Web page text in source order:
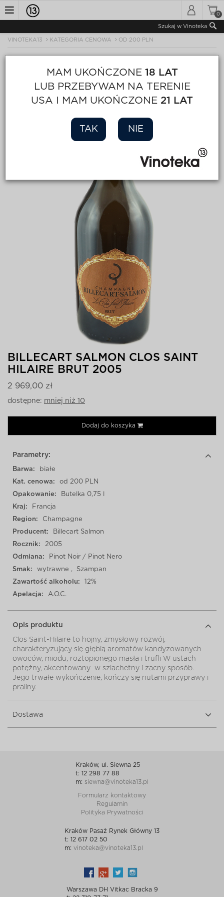
Toggle
0
Szukaj w Vinoteka
VINOTEKA13 KATEGORIA CENOWA OD 200 PLN
BILLECART SALMON CLOS SAINT
HILAIRE BRUT 2005
2 969,00 zł
dostępne: mniej niż 10
Dodaj do koszyka
Parametry:
Barwa:
białe
Kat. cenowa:
od 200 PLN
Opakowanie:
Butelka 0,75 l
Kraj:
Francja
Region:
Champagne
Producent:
Billecart Salmon
Rocznik:
2005
Odmiana:
Pinot Noir / Pinot Nero
Smak:
wytrawne ,
Szampan
Zawartość alkoholu:
12%
Apelacja:
A.O.C.
Opis produktu
Clos Saint-Hilaire to hojny, zmysłowy rozwój,
charakteryzujący się głębią aromatów kandyzowanych
owoców, miodu, roztopionego masła i trufli W ustach
potężny, akcentowany w szlachetny i zacny sposób.
Jego trwałe wykończenie, kończy się nutami przyprawy i
praliny.
Dostawa
Kraków, ul. Siewna 25
t: 12 298 77 88
m: siewna@vinoteka13.pl
Formularz kontaktowy
Regulamin
Polityka Prywatności
Kraków Pasaż Rynek Główny 13
t: 12 617 02 50
m: vinoteka@vinoteka13.pl
Warszawa DH Vitkac Bracka 9
MAM UKOŃCZONE 18 LAT
LUB PRZEBYWAM NA TERENIE
USA I MAM UKOŃCZONE 21 LAT
TAK NIE